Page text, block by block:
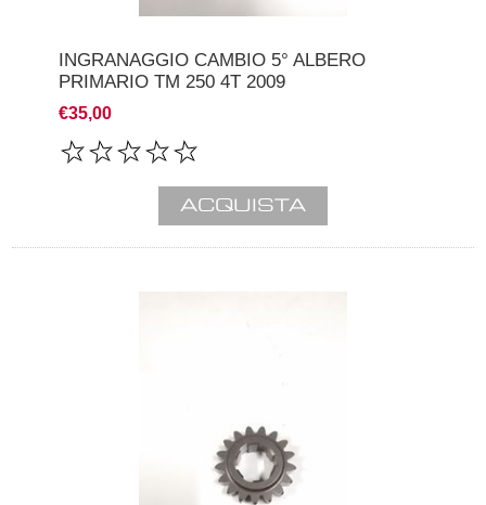
INGRANAGGIO CAMBIO 5° ALBERO
PRIMARIO TM 250 4T 2009
€35,00